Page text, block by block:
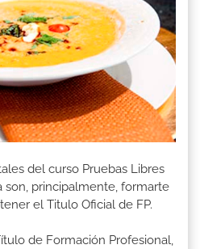
del curso Pruebas Libres
son, principalmente, formarte
el Titulo Oficial de FP.
de Formación Profesional,